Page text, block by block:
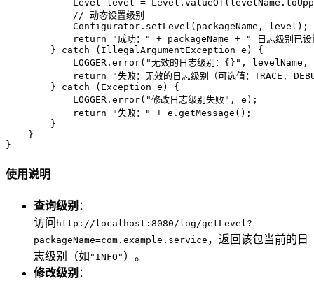
Level
level =
// 动态设置级别
            Configurator.setLevel(packageName, level);
return
"成功：" + packageName +
" 日志级别已
        }
catch (IllegalArgumentException e) {
            LOGGER.error(
"无效的日志级别：{}" ,
return
"失败：无效的日志级别（可选值：TRACE,
        }
catch (Exception e) {
            LOGGER.error(
"修改日志级别失败" , e);
return
"失败："
+ e.getMessage();
        }
    }
}
使用说明
查询级别 ：
访问 http://localhost:8080/log/getLevel?
packageName=com.example.service ，返回该包当前的日
志级别（如 "INFO" ）。
修改级别 ：